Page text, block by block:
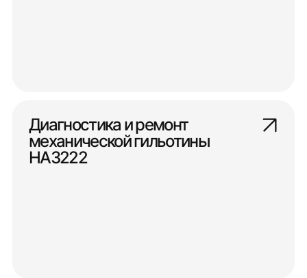
Диагностика и ремонт
механической гильотины
НА3222